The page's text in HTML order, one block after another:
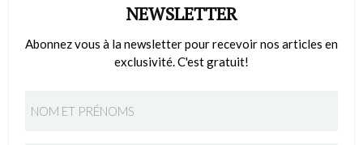
NEWSLETTER
Abonnez vous à la newsletter pour recevoir nos articles en
exclusivité. C'est gratuit!